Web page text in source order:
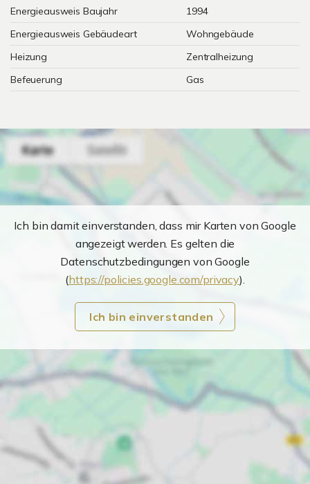
Energieausweis Baujahr
1994
Energieausweis Gebäudeart
Wohngebäude
Heizung
Zentralheizung
Befeuerung
Gas
Ich bin damit einverstanden, dass mir Karten von Google
angezeigt werden. Es gelten die
Datenschutzbedingungen von Google
(https://policies.google.com/privacy).
Ich bin einverstanden